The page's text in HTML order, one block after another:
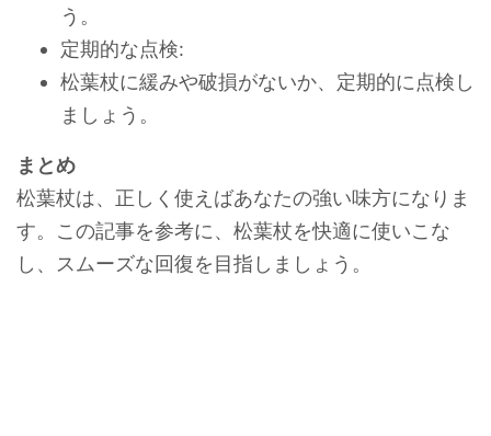
う。
定期的な点検:
松葉杖に緩みや破損がないか、定期的に点検し
ましょう。
まとめ
松葉杖は、正しく使えばあなたの強い味方になりま
す。この記事を参考に、松葉杖を快適に使いこな
し、スムーズな回復を目指しましょう。